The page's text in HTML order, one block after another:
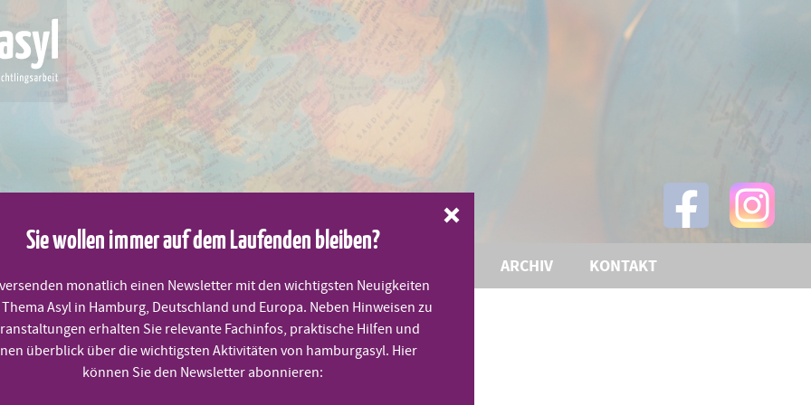
ARCHIV KONTAKT
Sie wollen immer auf dem Laufenden bleiben?
monatlich einen Newsletter mit den wichtigsten Neuigkeiten
Asyl in Hamburg, Deutschland und Europa. Neben Hinweisen zu
erhalten Sie relevante Fachinfos, praktische Hilfen und
überblick über die wichtigsten Aktivitäten von hamburgasyl. Hier
können Sie den Newsletter abonnieren: